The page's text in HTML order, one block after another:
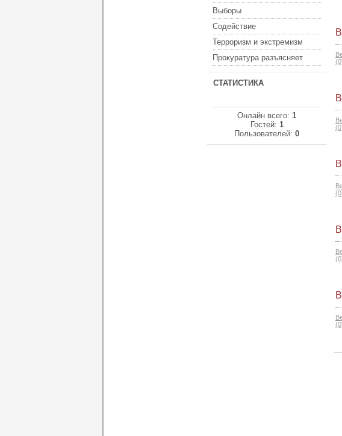
Выборы
Содействие
Терроризм и экстремизм
Прокуратура разъясняет
СТАТИСТИКА
Онлайн всего: 1
Гостей: 1
Пользователей: 0